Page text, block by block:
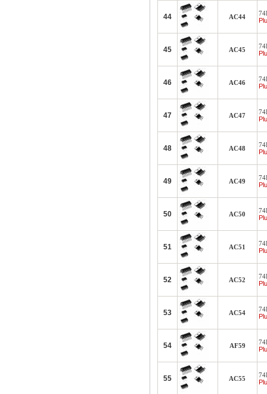
44 AC44
45 AC45
46 AC46
47 AC47
48 AC48
49 AC49
50 AC50
51 AC51
52 AC52
53 AC54
54 AF59
55 AC55